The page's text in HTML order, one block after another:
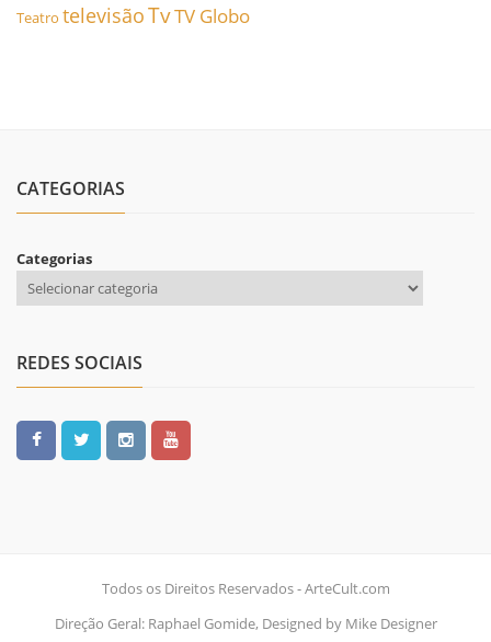
Teatro televisãoTvTV Globo
CATEGORIAS
Categorias
REDES SOCIAIS
Todos os Direitos Reservados - ArteCult.com
Direção Geral: Raphael Gomide, Designed by Mike Designer